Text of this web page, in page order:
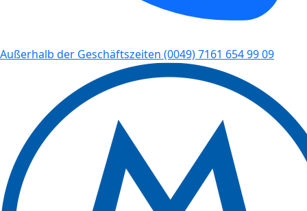
Außerhalb der Geschäftszeiten (0049) 7161 654 99 09